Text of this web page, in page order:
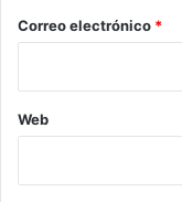
*
Correo electrónico *
Web